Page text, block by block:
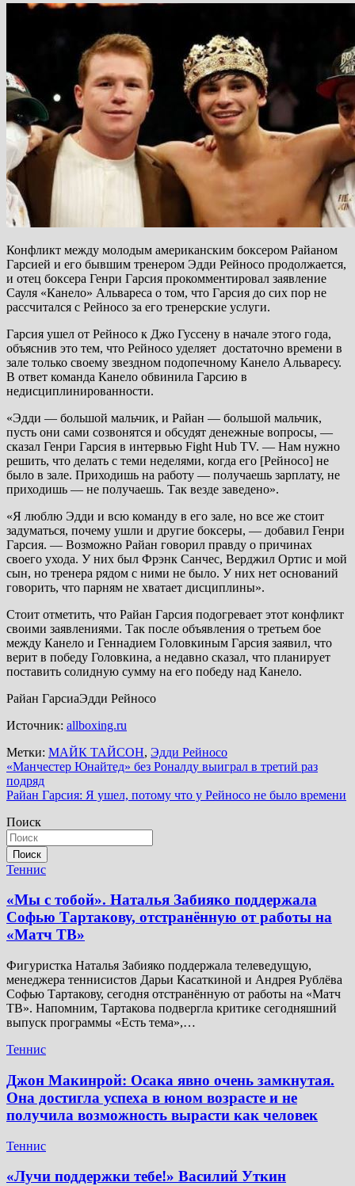
Конфликт между молодым американским боксером Райаном
Гарсией и его бывшим тренером Эдди Рейносо продолжается,
и отец боксера Генри Гарсия прокомментировал заявление
Сауля «Канело» Альвареса о том, что Гарсия до сих пор не
рассчитался с Рейносо за его тренерские услуги.
Гарсия ушел от Рейносо к Джо Гуссену в начале этого года,
объяснив это тем, что Рейносо уделяет достаточно времени в
зале только своему звездном подопечному Канело Альваресу.
В ответ команда Канело обвинила Гарсию в
недисциплинированности.
«Эдди — большой мальчик, и Райан — большой мальчик,
пусть они сами созвонятся и обсудят денежные вопросы, —
сказал Генри Гарсия в интервью Fight Hub TV. — Нам нужно
решить, что делать с теми неделями, когда его [Рейносо] не
было в зале. Приходишь на работу — получаешь зарплату, не
приходишь — не получаешь. Так везде заведено».
«Я люблю Эдди и всю команду в его зале, но все же стоит
задуматься, почему ушли и другие боксеры, — добавил Генри
Гарсия. — Возможно Райан говорил правду о причинах
своего ухода. У них был Фрэнк Санчес, Верджил Ортис и мой
сын, но тренера рядом с ними не было. У них нет оснований
говорить, что парням не хватает дисциплины».
Стоит отметить, что Райан Гарсия подогревает этот конфликт
своими заявлениями. Так после объявления о третьем бое
между Канело и Геннадием Головкиным Гарсия заявил, что
верит в победу Головкина, а недавно сказал, что планирует
поставить солидную сумму на его победу над Канело.
Райан ГарсиаЭдди Рейносо
Источник: allboxing.ru
Метки: МАЙК ТАЙСОН, Эдди Рейносо
Навигация
по
«Манчестер Юнайтед» без Роналду выиграл в третий раз
подряд
Райан Гарсия: Я ушел, потому что у Рейносо не было времени
Поиск
Поиск
Теннис
«Мы с тобой». Наталья Забияко поддержала
Софью Тартакову, отстранённую от работы на
«Матч ТВ»
Фигуристка Наталья Забияко поддержала телеведущую,
менеджера теннисистов Дарьи Касаткиной и Андрея Рублёва
Софью Тартакову, сегодня отстранённую от работы на «Матч
ТВ». Напомним, Тартакова подвергла критике сегодняшний
выпуск программы «Есть тема»,…
Теннис
Джон Макинрой: Осака явно очень замкнутая.
Она достигла успеха в юном возрасте и не
получила возможность вырасти как человек
Теннис
«Лучи поддержки тебе!» Василий Уткин